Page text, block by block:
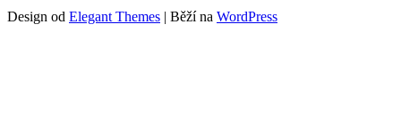
Design od Elegant Themes | Běží na WordPress